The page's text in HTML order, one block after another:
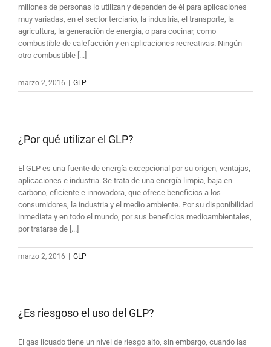
millones de personas lo utilizan y dependen de él para aplicaciones
muy variadas, en el sector terciario, la industria, el transporte, la
agricultura, la generación de energía, o para cocinar, como
combustible de calefacción y en aplicaciones recreativas. Ningún
otro combustible [...]
marzo 2, 2016 GLP
¿Por qué utilizar el GLP?
El GLP es una fuente de energía excepcional por su origen, ventajas,
aplicaciones e industria. Se trata de una energía limpia, baja en
carbono, eficiente e innovadora, que ofrece beneficios a los
consumidores, la industria y el medio ambiente. Por su disponibilidad
inmediata y en todo el mundo, por sus beneficios medioambientales,
por tratarse de [...]
marzo 2, 2016 GLP
¿Es riesgoso el uso del GLP?
El gas licuado tiene un nivel de riesgo alto, sin embargo, cuando las